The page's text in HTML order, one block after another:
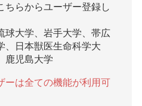
ちらからユーザー登録し
球大学、岩手大学、帯広
、日本獣医生命科学大
鹿児島大学
ーは全ての機能が利用可